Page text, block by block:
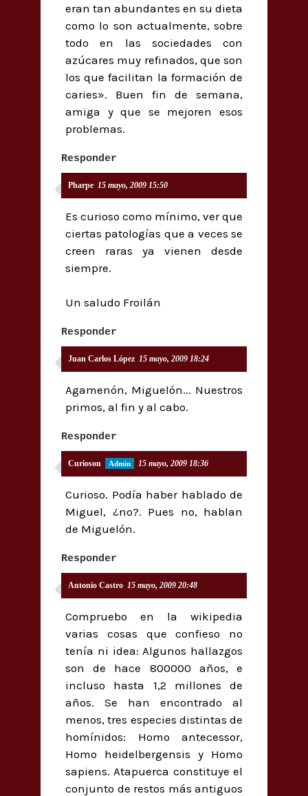
eran tan abundantes en su dieta
como lo son actualmente, sobre
todo en las sociedades con
azúcares muy refinados, que son
los que facilitan la formación de
caries». Buen fin de semana,
amiga y que se mejoren esos
problemas.
Responder
Pharpe 15 mayo, 2009 15:50
Es curioso como mínimo, ver que
ciertas patologías que a veces se
creen raras ya vienen desde
siempre.
Un saludo Froilán
Responder
Juan Carlos López 15 mayo, 2009 18:24
Agamenón, Miguelón... Nuestros
primos, al fin y al cabo.
Responder
Curioson 15 mayo, 2009 18:36
Curioso. Podía haber hablado de
Miguel, ¿no?. Pues no, hablan
de Miguelón.
Responder
Antonio Castro 15 mayo, 2009 20:48
Compruebo en la wikipedia
varias cosas que confieso no
tenía ni idea: Algunos hallazgos
son de hace 800000 años, e
incluso hasta 1,2 millones de
años. Se han encontrado al
menos, tres especies distintas de
homínidos: Homo antecessor,
Homo heidelbergensis y Homo
sapiens. Atapuerca constituye el
conjunto de restos más antiguos